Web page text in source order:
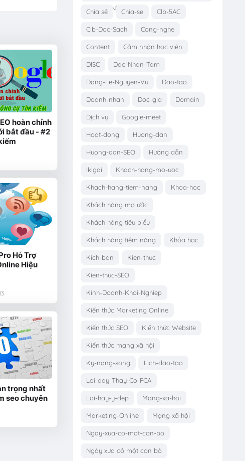
hoàn chỉnh
bắt đầu - #2
Hỗ Trợ
Hiệu
trọng nhất
seo chuyên
Hiệu Cá Nhân
Chia sẻ Chia-se Clb-5AC
Clb-Doc-Sach Cong-nghe
Content Cảm nhận học viên
DISC Dac-Nhan-Tam
Dang-Le-Nguyen-Vu Dao-tao
Doanh-nhan Doc-gia Domain
Dịch vụ Google-meet
Hoat-dong Huong-dan
Huong-dan-SEO Hướng dẫn
Ikigai Khach-hang-mo-uoc
Khach-hang-tiem-nang Khoa-hoc
Khách hàng mơ ước
Khách hàng tiêu biểu
Khách hàng tiềm năng Khóa học
Kich-ban Kien-thuc
Kien-thuc-SEO
Kinh-Doanh-Khoi-Nghiep
Kiến thức Marketing Online
Kiến thức SEO Kiến thức Website
Kiến thức mạng xã hội
Ky-nang-song Lich-dao-tao
Loi-day-Thay-Co-FCA
Loi-hay-y-dep Mang-xa-hoi
Marketing-Online Mạng xã hội
Ngay-xua-co-mot-con-bo
Ngày xưa có một con bò